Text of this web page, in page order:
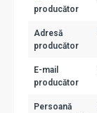
producător
Adresă
producător
E-mail
producător
Persoană